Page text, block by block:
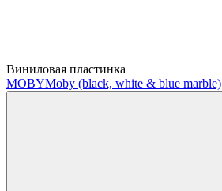
Виниловая пластинка
MOBYMoby (black, white & blue marble)